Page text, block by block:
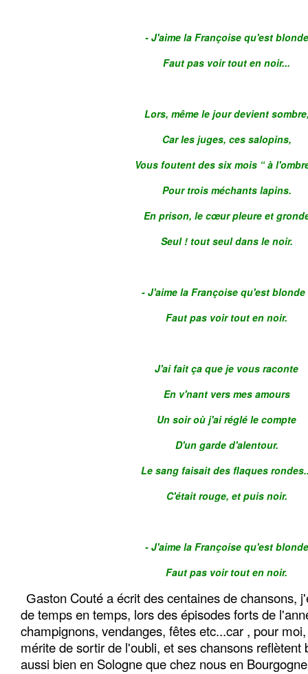
- J'aime la Françoise qu'est blonde
Faut pas voir tout en noir...
Lors, même le jour devient
Car les juges, ces salopins,
Vous foutent des six mois “ à
Pour trois méchants lapins.
En prison, le cœur pleure et
Seul ! tout seul dans le noir.
- J'aime la Françoise qu'est
Faut pas voir tout en noir.
J'ai fait ça que je vous raconte
En v'nant vers mes amours
Un soir où j'ai réglé le compte
D'un garde d'alentour.
Le sang faisait des flaques
C'était rouge, et puis noir.
- J'aime la Françoise qu'est blonde
Faut pas voir tout en noir.
Gaston Couté a écrit des centaines de chansons,
de temps en temps, lors des épisodes forts de
champignons, vendanges, fêtes etc...car , pour
mérite de sortir de l'oubli, et ses chansons reflètent
aussi bien en Sologne que chez nous en